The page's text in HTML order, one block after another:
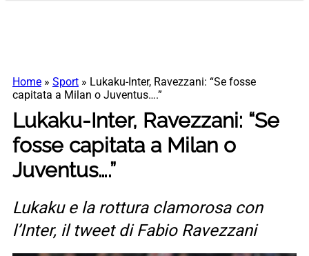
Home » Sport » Lukaku-Inter, Ravezzani: “Se fosse
capitata a Milan o Juventus….”
Lukaku-Inter, Ravezzani: “Se
fosse capitata a Milan o
Juventus….”
Lukaku e la rottura clamorosa con
l’Inter, il tweet di Fabio Ravezzani